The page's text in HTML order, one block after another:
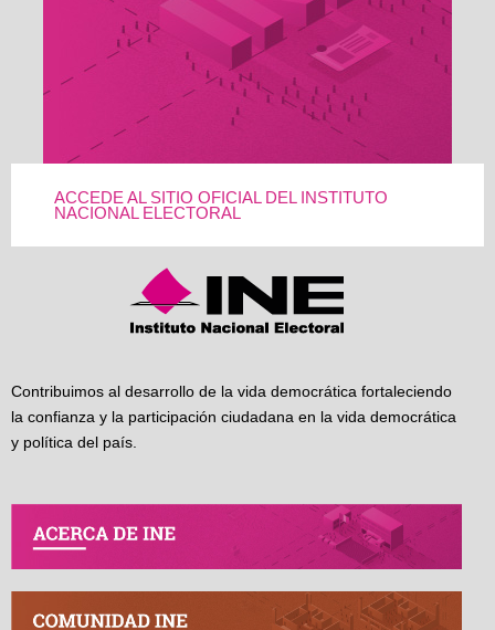
ACCEDE AL SITIO OFICIAL DEL INSTITUTO
NACIONAL ELECTORAL
Contribuimos al desarrollo de la vida democrática fortaleciendo
la confianza y la participación ciudadana en la vida democrática
y política del país.